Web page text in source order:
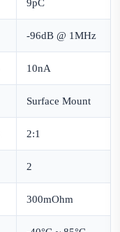
9pC
-96dB @ 1MHz
10nA
Surface Mount
2:1
2
300mOhm